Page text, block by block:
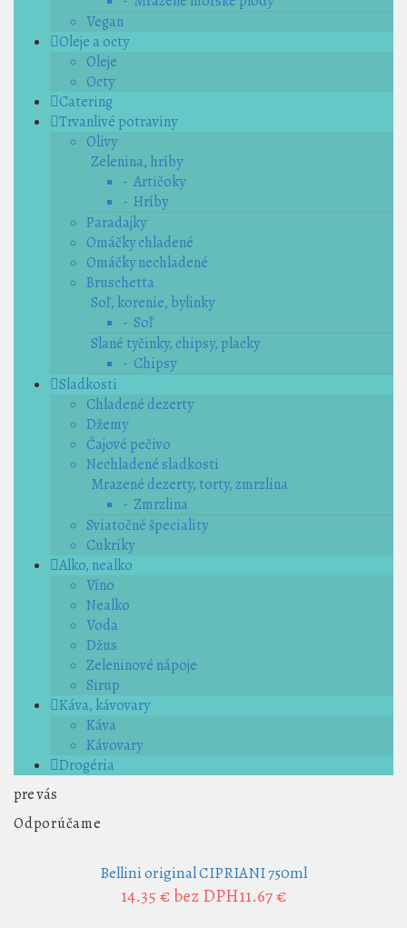
Vegan
Oleje a octy
Oleje
Octy
Catering
Trvanlivé potraviny
Olivy
Zelenina, hríby
- Artičoky
- Hríby
Paradajky
Omáčky chladené
Omáčky nechladené
Bruschetta
Soľ, korenie, bylinky
- Soľ
Slané tyčinky, chipsy, placky
- Chipsy
Sladkosti
Chladené dezerty
Džemy
Čajové pečivo
Nechladené sladkosti
Mrazené dezerty, torty, zmrzlina
- Zmrzlina
Sviatočné špeciality
Cukríky
Alko, nealko
Víno
Nealko
Voda
Džus
Zeleninové nápoje
Sirup
Káva, kávovary
Káva
Kávovary
Drogéria
pre vás
Odporúčame
Bellini original CIPRIANI 750ml
14.35 €bez DPH11.67 €